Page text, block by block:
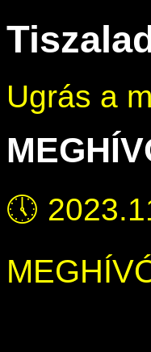
Ugrás a
🕔